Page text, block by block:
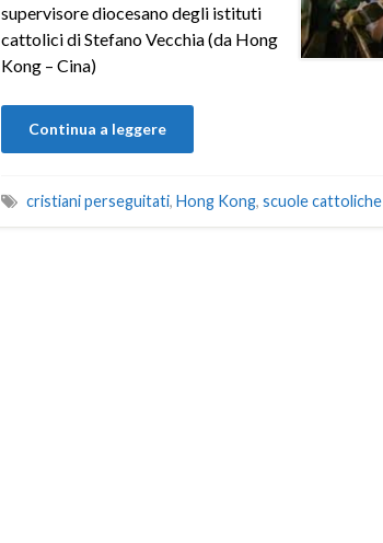
supervisore diocesano degli istituti
cattolici di Stefano Vecchia (da Hong
Kong – Cina)
Continua a leggere
cristiani perseguitati, Hong Kong, scuole cattoliche